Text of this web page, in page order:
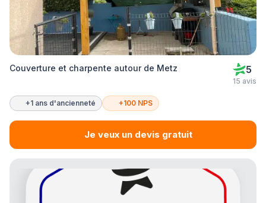
Couverture et charpente autour de Metz 5
15 avis
+1 ans d'ancienneté +100 NPS
Je veux un devis gratuit